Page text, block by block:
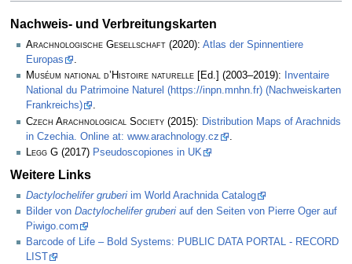
Nachweis- und Verbreitungskarten
Arachnologische Gesellschaft (2020): Atlas der Spinnentiere
Europas
.
Muséum national d’Histoire naturelle [Ed.] (2003–2019):
Inventaire
National du Patrimoine Naturel (https://inpn.mnhn.fr) (Nachweiskarten
Frankreichs)
.
Czech Arachnological Society (2015): Distribution Maps of Arachnids
in Czechia. Online at: www.arachnology.cz
Legg G (2017) Pseudoscopiones in UK
Weitere Links
Dactylochelifer gruberi im World Arachnida Catalog
Bilder von Dactylochelifer gruberi auf den Seiten von Pierre Oger auf
Piwigo.com
Barcode of Life – Bold Systems: PUBLIC DATA PORTAL - RECORD
LIST